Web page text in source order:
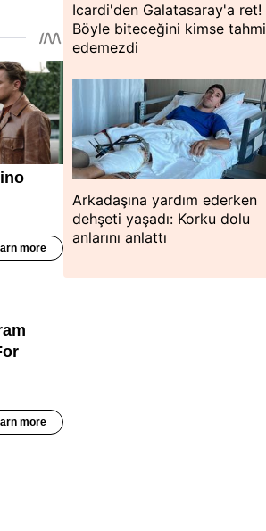
Icardi'den Galatasaray'a ret!
Böyle biteceğini kimse
edemezdi
Arkadaşına yardım ederken
dehşeti yaşadı: Korku dolu
anlarını anlattı